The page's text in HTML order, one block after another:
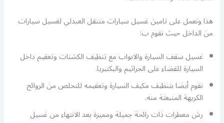
هذا ونعمل على تامين غسيل سيارات متنقل العبدلي لغسيل سيارات
من الداخل حيث نقوم ب:
غسيل سقف السيارة والابواب مع تنظيف الكشنات وتعقيم داخل
السيارة للقضاء على الجراثيم والبكتيريا.
نقوم أيضا بتنظيف مكيف السيارة وتعقيمه للتخلص من الروائح
الكريهة المنبعثة منه.
رش معطرات ذات رائحة جميلة ومميزة بعد الانتهاء من غسيل